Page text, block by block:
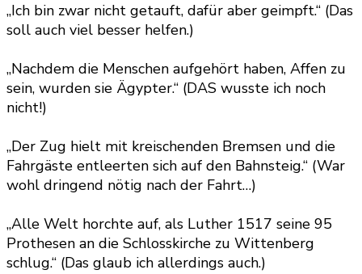
„Ich bin zwar nicht getauft, dafür aber geimpft.“ (Das
soll auch viel besser helfen.)
„Nachdem die Menschen aufgehört haben, Affen zu
sein, wurden sie Ägypter.“ (DAS wusste ich noch
nicht!)
„Der Zug hielt mit kreischenden Bremsen und die
Fahrgäste entleerten sich auf den Bahnsteig.“ (War
wohl dringend nötig nach der Fahrt…)
„Alle Welt horchte auf, als Luther 1517 seine 95
Prothesen an die Schlosskirche zu Wittenberg
schlug.“ (Das glaub ich allerdings auch.)